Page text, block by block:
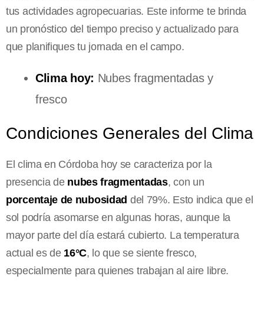
tus actividades agropecuarias. Este informe te brinda
un pronóstico del tiempo preciso y actualizado para
que planifiques tu jornada en el campo.
Clima hoy: Nubes fragmentadas y
fresco
Condiciones Generales del Clima
El clima en Córdoba hoy se caracteriza por la
presencia de nubes fragmentadas, con un
porcentaje de nubosidad del 79%. Esto indica que el
sol podría asomarse en algunas horas, aunque la
mayor parte del día estará cubierto. La temperatura
actual es de 16°C, lo que se siente fresco,
especialmente para quienes trabajan al aire libre.